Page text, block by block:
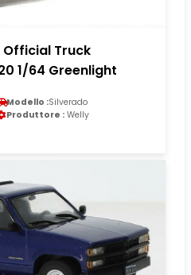
Truck
1/64 Greenlight
Modello :Silverado
Produttore : Welly